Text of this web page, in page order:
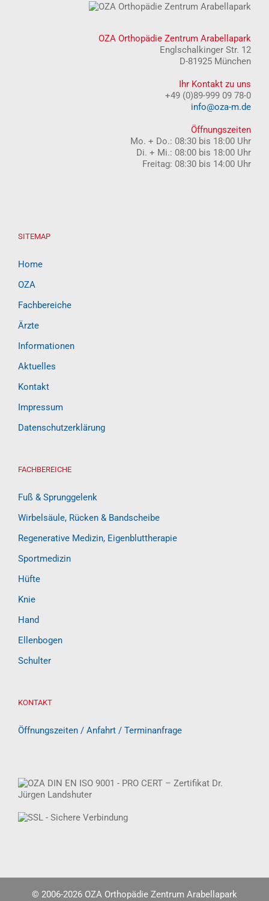
OZA Orthopädie Zentrum Arabellapark
Englschalkinger Str. 12
D-81925 München
Ihr Kontakt zu uns
+49 (0)89-999 09 78-0
info@oza-m.de
Öffnungszeiten
Mo. + Do.: 08:30 bis 18:00 Uhr
Di. + Mi.: 08:00 bis 18:00 Uhr
Freitag: 08:30 bis 14:00 Uhr
SITEMAP
Home
OZA
Fachbereiche
Ärzte
Informationen
Aktuelles
Kontakt
Impressum
Datenschutzerklärung
FACHBEREICHE
Fuß & Sprunggelenk
Wirbelsäule, Rücken & Bandscheibe
Regenerative Medizin, Eigenbluttherapie
Sportmedizin
Hüfte
Knie
Hand
Ellenbogen
Schulter
KONTAKT
Öffnungszeiten / Anfahrt / Terminanfrage
© 2006-2026 OZA Orthopädie Zentrum Arabellapark